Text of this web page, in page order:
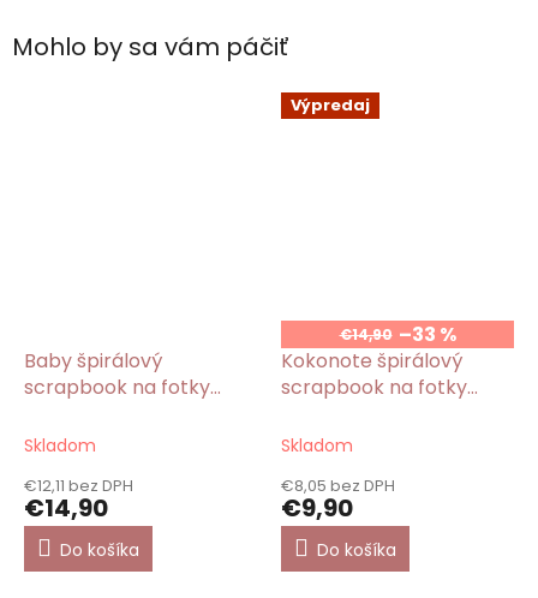
Mohlo by sa vám páčiť
Baby špirálový
scrapbook na fotky
Skladom
€12,11 bez DPH
€14,90
Do košíka
Výpredaj
€14,90 –33 %
Kokonote špirálový
scrapbook na fotky
rastlín 40 strán
Skladom
€8,05 bez DPH
€9,90
Do košíka